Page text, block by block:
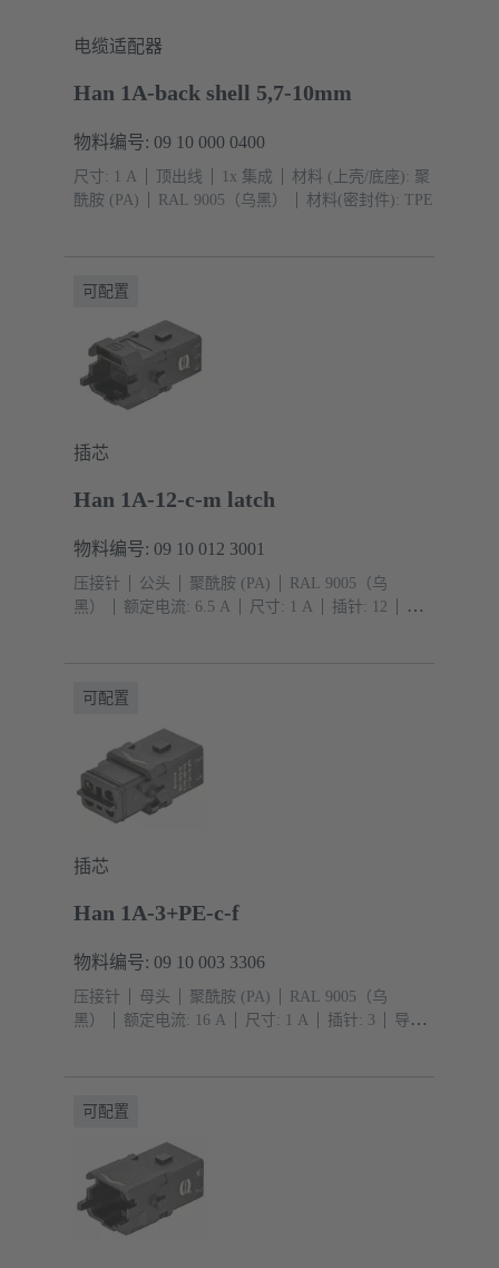
电缆适配器
Han 1A-back shell 5,7-10mm
物料编号: 09 10 000 0400
尺寸: 1 A 顶出线 1x 集成
材料 (上壳/底座): 聚
酰胺 (PA)
RAL 9005（乌黑） 材料(密封件): TPE
可配置
插芯
Han 1A-12-c-m latch
物料编号: 09 10 012 3001
压接针 公头 聚酰胺 (PA)
RAL 9005（乌
黑）
额定电流: ‌6.5 A 尺寸: 1 A 插针: 12
导
可配置
插芯
Han 1A-3+PE-c-f
物料编号: 09 10 003 3306
压接针 母头 聚酰胺 (PA)
RAL 9005（乌
黑）
额定电流: ‌16 A 尺寸: 1 A 插针: 3
导体
可配置